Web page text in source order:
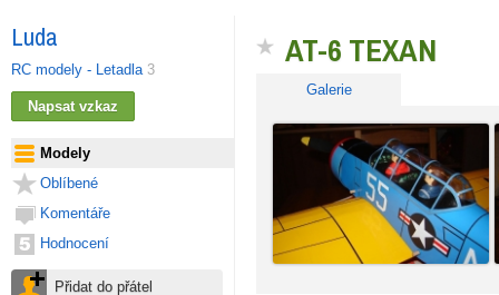
Luda
RC modely - Letadla 3
Modely
Oblíbené
Komentáře
Hodnocení
AT-6 TEXAN
Galerie